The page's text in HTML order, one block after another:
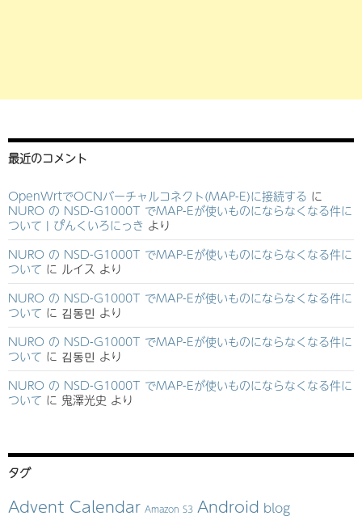
最近のコメント
OpenWrtでOCNバーチャルコネクト(MAP-E)に接続する に
NURO の NSD-G1000T でMAP-Eが使いものにならなくなる件に
ついて | ぴんくいろにっき より
NURO の NSD-G1000T でMAP-Eが使いものにならなくなる件に
ついて に ルイス より
NURO の NSD-G1000T でMAP-Eが使いものにならなくなる件に
ついて に 김동민 より
NURO の NSD-G1000T でMAP-Eが使いものにならなくなる件に
ついて に 김동민 より
NURO の NSD-G1000T でMAP-Eが使いものにならなくなる件に
ついて に 鬼澤光史 より
タグ
Advent Calendar Amazon S3 Android blog